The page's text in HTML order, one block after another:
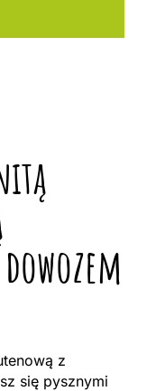
z
się pysznymi